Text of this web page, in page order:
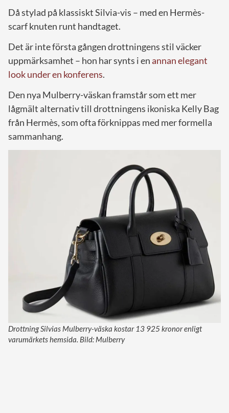
Då stylad på klassiskt Silvia-vis – med en Hermès-
scarf knuten runt handtaget.
Det är inte första gången drottningens stil väcker
uppmärksamhet – hon har synts i enannan elegant
look under en konferens.
Den nya Mulberry-väskan framstår som ett mer
lågmält alternativ till drottningens ikoniska Kelly Bag
från Hermès, som ofta förknippas med mer formella
sammanhang.
Drottning Silvias Mulberry-väska kostar 13 925 kronor enligt
varumärkets hemsida. Bild: Mulberry